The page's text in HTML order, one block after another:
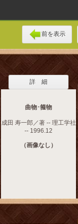
前を表示
詳 細
曲物･箍物
成田 寿一郎／著 -- 理工学社
-- 1996.12
（画像なし）